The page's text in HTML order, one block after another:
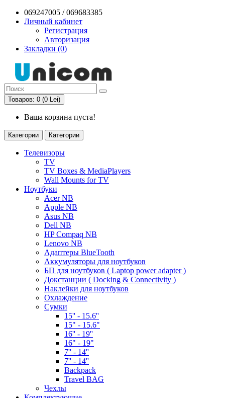
069247005 / 069683385
Личный кабинет
Регистрация
Авторизация
Закладки (0)
Товаров: 0 (0 Lei)
Ваша корзина пуста!
Категории Категории
Телевизоры
TV
TV Boxes & MediaPlayers
Wall Mounts for TV
Ноутбуки
Acer NB
Apple NB
Asus NB
Dell NB
HP Compaq NB
Lenovo NB
Адаптеры BlueTooth
Аккумуляторы для ноутбуков
БП для ноутбуков ( Laptop power adapter )
Докстанции ( Docking & Connectivity )
Наклейки для ноутбуков
Охлаждение
Сумки
15'' - 15.6''
15" - 15.6"
16'' - 19''
16" - 19"
7'' - 14''
7'' - 14''
Backpack
Travel BAG
Чехлы